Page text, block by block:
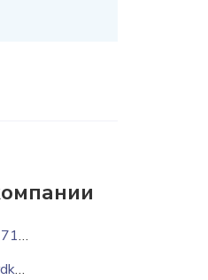
+380671752026
sales.erdkraft@gmail.com